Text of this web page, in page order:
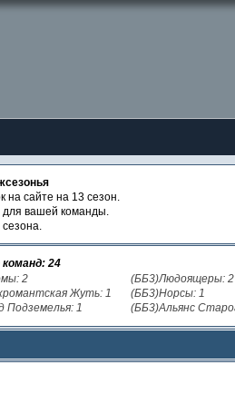
на сайте на 13 сезон.
для вашей команды.
сезона.
24
2
Жуть: 1
Подземелья: 1
(ББ3)Людоящеры: 2
(ББ3)Норсы: 1
(ББ3)Альянс